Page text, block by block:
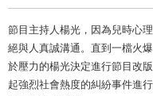
節目主持人楊光，因為兒時心
絕與人真誠溝通。直到一檔火
於壓力的楊光決定進行節目改
起強烈社會熱度的糾紛事件進